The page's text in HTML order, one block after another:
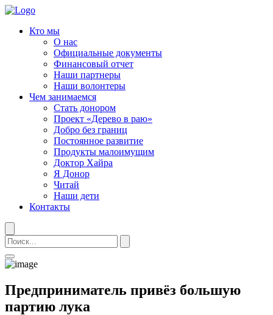
Кто мы
О нас
Официальные документы
Финансовый отчет
Наши партнеры
Наши волонтеры
Чем занимаемся
Стать донором
Проект «Дерево в раю»
Добро без границ
Постоянное развитие
Продукты малоимущим
Доктор Хайра
Я Донор
Читай
Наши дети
Контакты
Предприниматель привёз большую
партию лука